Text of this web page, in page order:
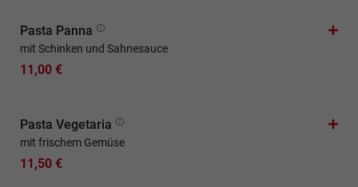
Pasta Panna
mit Schinken und Sahnesauce
11,00 €
Pasta Vegetaria
mit frischem Gemüse
11,50 €